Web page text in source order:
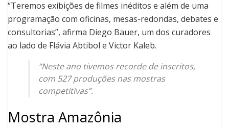
“Teremos exibições de filmes inéditos e além de uma
programação com oficinas, mesas-redondas, debates e
consultorias”, afirma Diego Bauer, um dos curadores
ao lado de Flávia Abtibol e Victor Kaleb.
“Neste ano tivemos recorde de inscritos,
com 527 produções nas mostras
competitivas”.
Mostra Amazônia